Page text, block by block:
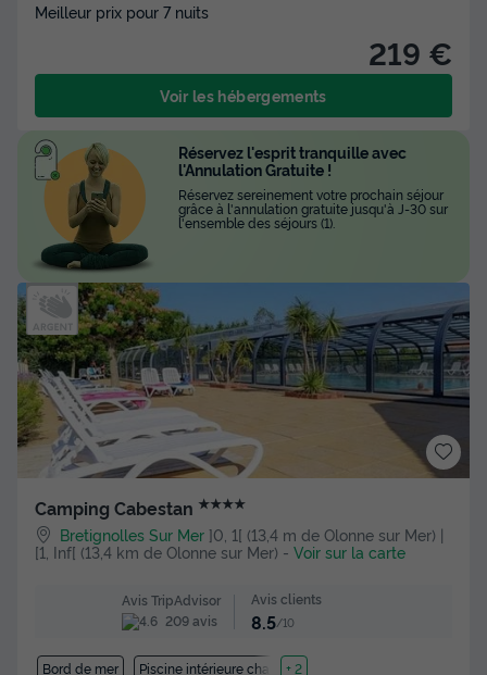
Meilleur prix pour 7 nuits
219 €
Voir les hébergements
Camping Cabestan ★★★★
Bretignolles Sur Mer ]0, 1[ (13,4 m de Olonne sur Mer) |
[1, Inf[ (13,4 km de Olonne sur Mer) - Voir sur la carte
Avis TripAdvisor
209 avis
Avis clients
8.5/10
Bord de mer Piscine intérieure chauffée
+ 2
Réservez l'esprit tranquille avec
l'Annulation Gratuite !
Réservez sereinement votre prochain séjour
grâce à l'annulation gratuite jusqu'à J-30 sur
l'ensemble des séjours (1).